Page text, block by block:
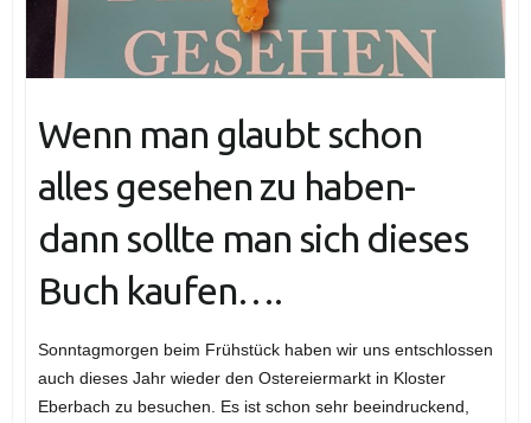
Wenn man glaubt schon
alles gesehen zu haben-
dann sollte man sich dieses
Buch kaufen….
Sonntagmorgen beim Frühstück haben wir uns entschlossen
auch dieses Jahr wieder den Ostereiermarkt in Kloster
Eberbach zu besuchen. Es ist schon sehr beeindruckend,